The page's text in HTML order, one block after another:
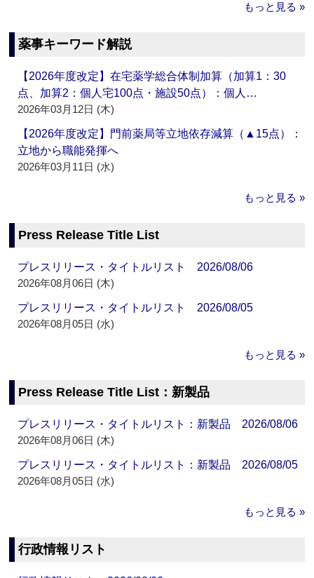
もっと見る »
薬事キーワード解説
【2026年度改定】在宅薬学総合体制加算（加算1：30
点、加算2：個人宅100点・施設50点）：個人…
2026年03月12日 (木)
【2026年度改定】門前薬局等立地依存減算（▲15点）：
立地から職能発揮へ
2026年03月11日 (水)
もっと見る »
Press Release Title List
プレスリリース・タイトルリスト 2026/08/06
2026年08月06日 (木)
プレスリリース・タイトルリスト 2026/08/05
2026年08月05日 (水)
もっと見る »
Press Release Title List：新製品
プレスリリース・タイトルリスト：新製品 2026/08/06
2026年08月06日 (木)
プレスリリース・タイトルリスト：新製品 2026/08/05
2026年08月05日 (水)
もっと見る »
行政情報リスト